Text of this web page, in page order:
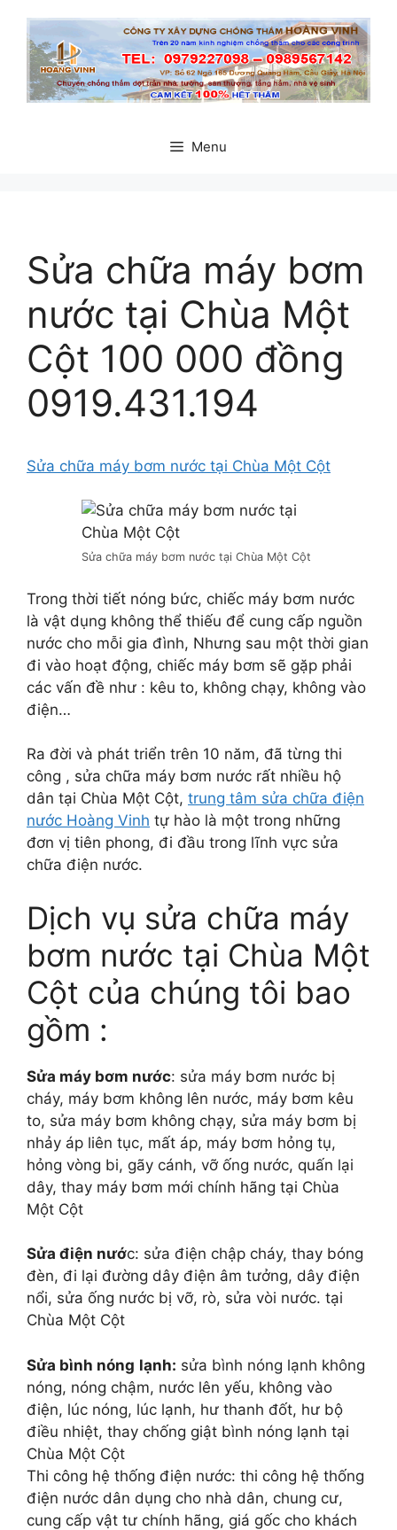
dung
Menu
Sửa chữa máy bơm
nước tại Chùa Một
Cột 100 000 đồng
0919.431.194
Sửa chữa máy bơm nước tại Chùa Một Cột
Sửa chữa máy bơm nước tại Chùa Một Cột
Trong thời tiết nóng bức, chiếc máy bơm nước
là vật dụng không thể thiếu để cung cấp nguồn
nước cho mỗi gia đình, Nhưng sau một thời gian
đi vào hoạt động, chiếc máy bơm sẽ gặp phải
các vấn đề như : kêu to, không chạy, không vào
điện…
Ra đời và phát triển trên 10 năm, đã từng thi
công , sửa chữa máy bơm nước rất nhiều hộ
dân tại Chùa Một Cột, trung tâm sửa chữa điện
nước Hoàng Vinh tự hào là một trong những
đơn vị tiên phong, đi đầu trong lĩnh vực sửa
chữa điện nước.
Dịch vụ sửa chữa máy
bơm nước tại Chùa Một
Cột của chúng tôi bao
gồm :
Sửa máy bơm nước: sửa máy bơm nước bị
cháy, máy bơm không lên nước, máy bơm kêu
to, sửa máy bơm không chạy, sửa máy bơm bị
nhảy áp liên tục, mất áp, máy bơm hỏng tụ,
hỏng vòng bi, gãy cánh, vỡ ống nước, quấn lại
dây, thay máy bơm mới chính hãng tại Chùa
Một Cột
Sửa điện nước: sửa điện chập cháy, thay bóng
đèn, đi lại đường dây điện âm tưởng, dây điện
nổi, sửa ống nước bị vỡ, rò, sửa vòi nước. tại
Chùa Một Cột
Sửa bình nóng lạnh: sửa bình nóng lạnh không
nóng, nóng chậm, nước lên yếu, không vào
điện, lúc nóng, lúc lạnh, hư thanh đốt, hư bộ
điều nhiệt, thay chống giật bình nóng lạnh tại
Chùa Một Cột
Thi công hệ thống điện nước: thi công hệ thống
điện nước dân dụng cho nhà dân, chung cư,
cung cấp vật tư chính hãng, giá gốc cho khách